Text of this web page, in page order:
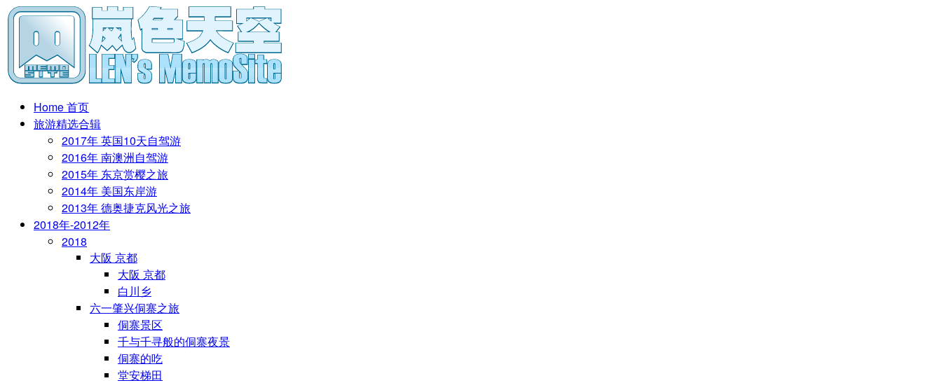
Home 首页
旅游精选合辑
2017年 英国10天自驾游
2016年 南澳洲自驾游
2015年 东京赏樱之旅
2014年 美国东岸游
2013年 德奥捷克风光之旅
2018年-2012年
2018
大阪 京都
大阪 京都
白川乡
六一肇兴侗寨之旅
侗寨景区
千与千寻般的侗寨夜景
侗寨的吃
堂安梯田